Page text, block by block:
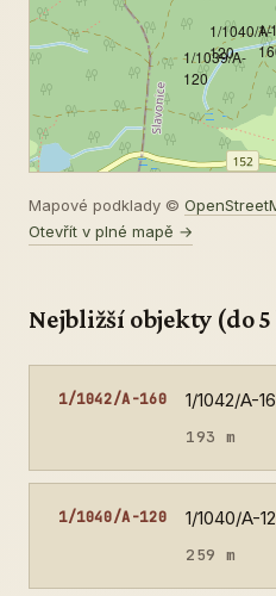
1/
1/1040/A-
120
1/1039/A-
120
Mapové podklady ©
Otevřít v plné mapě →
Nejbližší objekty (do
1/1042/A-160 1/1042/A-
193 m
1/1040/A-120 1/1040/A-
259 m